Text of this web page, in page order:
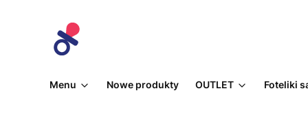
Menu Nowe produkty OUTLET Foteliki